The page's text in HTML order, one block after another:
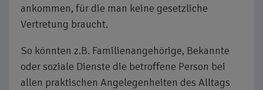
ankommen, für die man keine gesetzliche
Vertretung braucht.
So könnten z.B. Familienangehörige, Bekannte
oder soziale Dienste die betroffene Person bei
allen praktischen Angelegenheiten des Alltags